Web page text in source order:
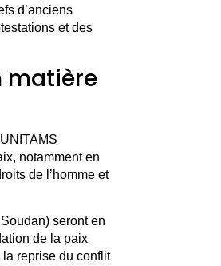
d’anciens
et des
matière
notamment en
de l’homme et
seront en
de la paix
la reprise du conflit